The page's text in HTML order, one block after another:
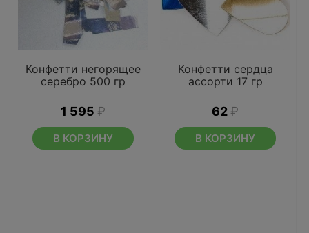
Конфетти негорящее
серебро 500 гр
1 595 ₽
В КОРЗИНУ
Конфетти сердца
ассорти 17 гр
62 ₽
В КОРЗИНУ